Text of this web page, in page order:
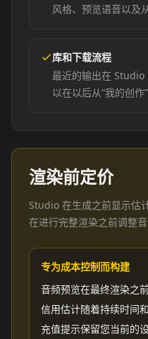
风格、预览语音以及
库和下载流程
最近的输出在 Studio
以在以后从“我的创作
渲染前定价
Studio 在生成之前显示估
在进行完整渲染之前调整
专为成本控制而构建
音频预览在最终渲染之
信用估计随着持续时间
充值提示保留您当前的设